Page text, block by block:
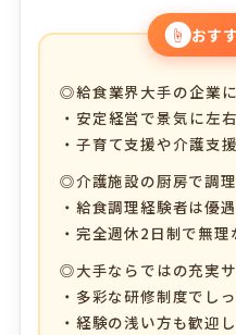
☝ おす
◎給食業界大手の企業に
・安定経営で景気に左
・子育て支援や介護支
◎介護施設の厨房で調理
・給食調理経験者は優
・完全週休2日制で無
◎大手ならではの充実サ
・多彩な研修制度でし
・経験の浅い方も歓迎